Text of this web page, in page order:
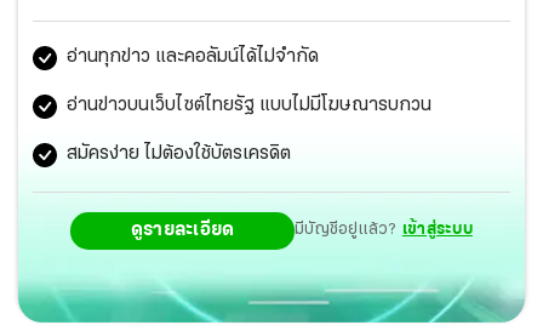
อ่านทุกข่าว และคอลัมน์ได้ไม่จำกัด
อ่านข่าวบนเว็บไซต์ไทยรัฐ แบบไม่มีโฆษณารบกวน
สมัครง่าย ไม่ต้องใช้บัตรเครดิต
ดูรายละเอียด มีบัญชีอยู่แล้ว? เข้าสู่ระบบ